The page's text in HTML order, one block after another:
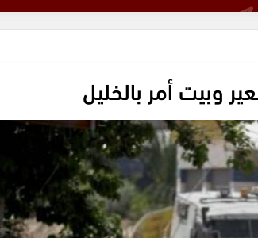
وبيت أمر بالخليل